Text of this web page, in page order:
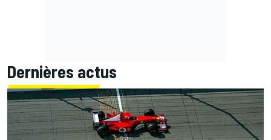
Dernières actus